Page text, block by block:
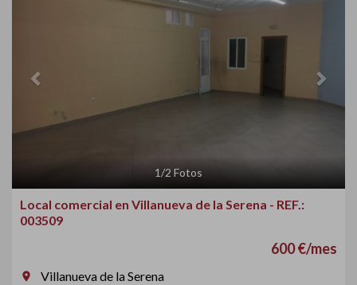
1/2 Fotos
Local comercial en Villanueva de la Serena - REF.:
003509
600 €/mes
room
Villanueva de la Serena